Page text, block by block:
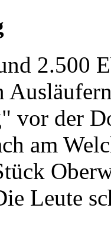
2.500
vor der
am
Leute